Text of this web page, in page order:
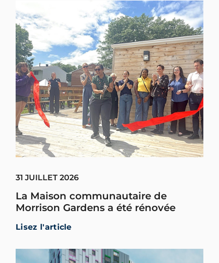
31 JUILLET 2026
La Maison communautaire de
Morrison Gardens a été rénovée
Lisez l'article